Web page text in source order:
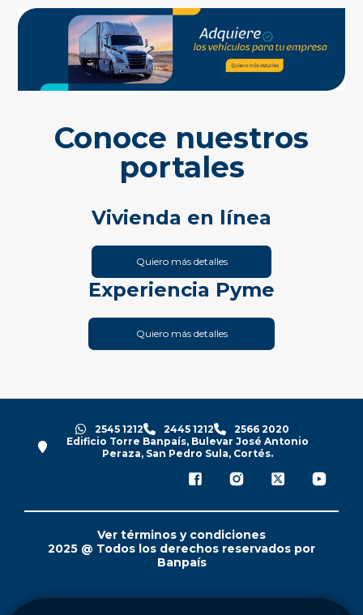
Conoce nuestros
portales
Vivienda en línea
Quiero más detalles
Experiencia Pyme
Quiero más detalles
2545 1212 2445 1212
2566 2020
Edificio Torre Banpaís, Bulevar José Antonio
Peraza, San Pedro Sula, Cortés.
Ver términos y condiciones
2025 @ Todos los derechos reservados por
Banpaís